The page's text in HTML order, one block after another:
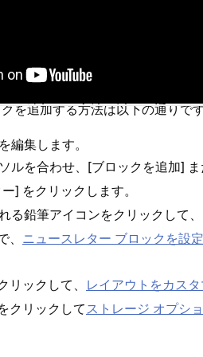
ー ブロ⁠ックを追加
を追加する方法は以下の通りです⁠
編集します⁠。
ルを合わせ⁠、[⁠ブロ⁠ックを追加⁠]
⁠] をクリ⁠ックします⁠。
る鉛筆アイコンをクリ⁠ックして⁠
、 ニ⁠ュ⁠ースレタ⁠ー ブロ⁠ックを設定
リ⁠ックして⁠、 レイアウトをカス
クリ⁠ックしてストレ⁠ージ オプシ⁠